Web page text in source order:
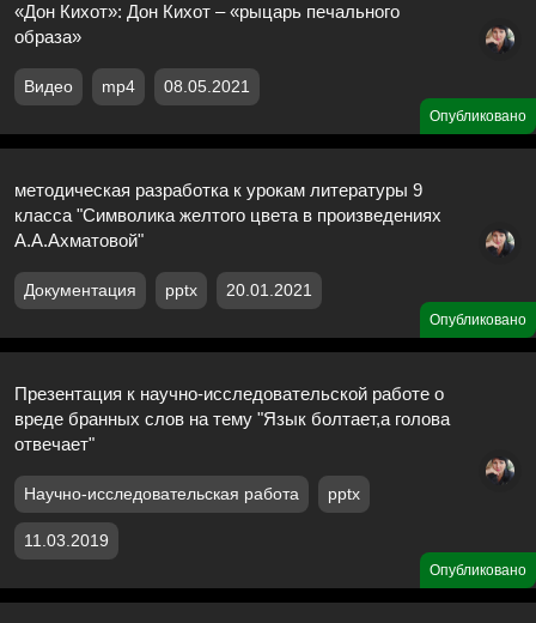
Опубликовано
«Дон Кихот»: Дон Кихот – «рыцарь печального
образа»
Видео mp4 08.05.2021
Опубликовано
методическая разработка к урокам литературы 9
класса "Символика желтого цвета в произведениях
А.А.Ахматовой"
Документация pptx 20.01.2021
Опубликовано
Презентация к научно-исследовательской работе о
вреде бранных слов на тему "Язык болтает,а голова
отвечает"
Научно-исследовательская работа pptx
11.03.2019